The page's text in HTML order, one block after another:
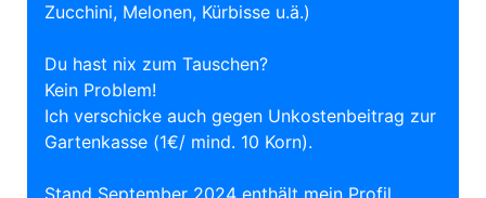
Zucchini, Melonen, Kürbisse u.ä.)
Du hast nix zum Tauschen?
Kein Problem!
Ich verschicke auch gegen Unkostenbeitrag zur
Gartenkasse (1€/ mind. 10 Korn).